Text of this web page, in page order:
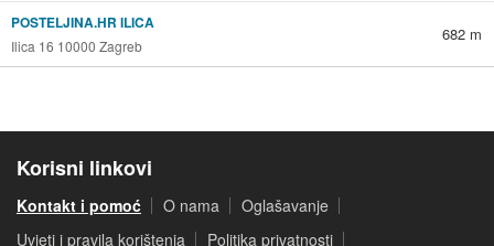
POSTELJINA.HR ILICA
Ilica 16 10000 Zagreb
682 m
Korisni linkovi
Kontakt i pomoć O nama
Oglašavanje
Uvjeti i pravila korištenja
Politika privatnosti